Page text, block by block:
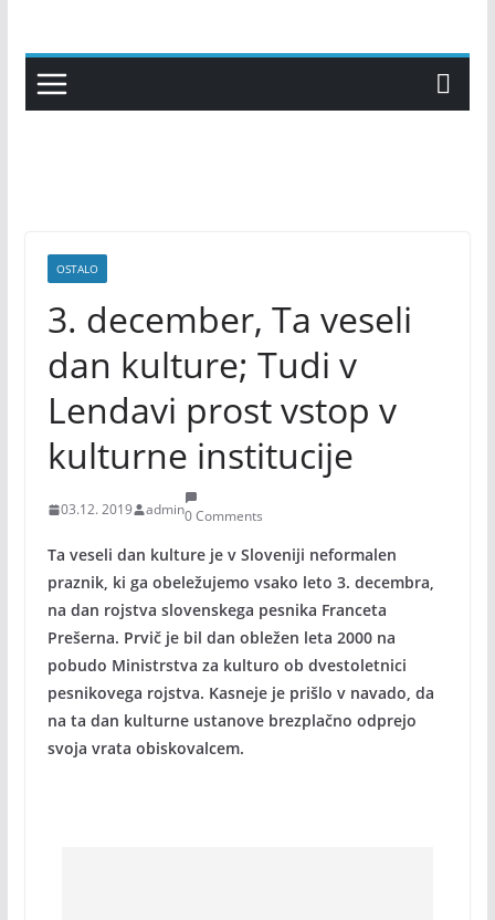
content
OSTALO
3. december, Ta veseli
dan kulture; Tudi v
Lendavi prost vstop v
kulturne institucije
03.12. 2019 admin0 Comments
Ta veseli dan kulture je v Sloveniji neformalen
praznik, ki ga obeležujemo vsako leto 3. decembra,
na dan rojstva slovenskega pesnika Franceta
Prešerna. Prvič je bil dan obležen leta 2000 na
pobudo Ministrstva za kulturo ob dvestoletnici
pesnikovega rojstva. Kasneje je prišlo v navado, da
na ta dan kulturne ustanove brezplačno odprejo
svoja vrata obiskovalcem.